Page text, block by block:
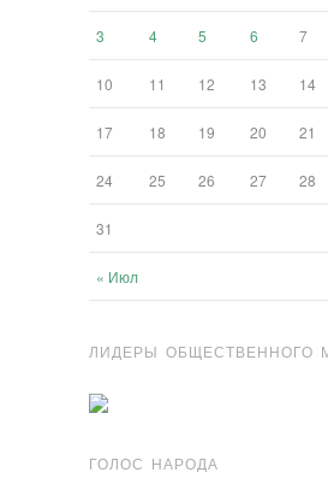
« Июл
3 4 5 6 7
10 11 12 13 14
17 18 19 20 21
24 25 26 27 28
31
ЛИДЕРЫ ОБЩЕСТВЕННОГО
ГОЛОС НАРОДА